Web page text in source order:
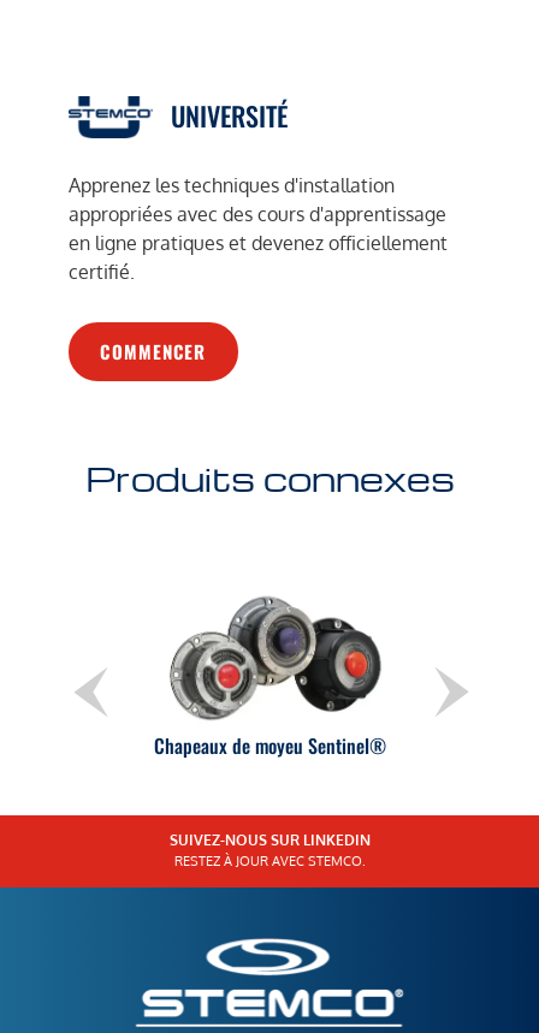
UNIVERSITÉ
Apprenez les techniques d'installation
appropriées avec des cours d'apprentissage
en ligne pratiques et devenez officiellement
certifié.
COMMENCER
Produits connexes
Chapeaux de moyeu Sentinel®
SUIVEZ-NOUS SUR LINKEDIN
RESTEZ À JOUR AVEC STEMCO.